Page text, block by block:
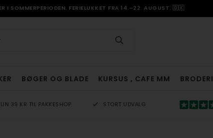
I SOMMERPERIODEN. FERIELUKKET FRA 14.–22. AUGUST. 🇩🇰
BØGER OG BLADE KURSUS , CAFE MM BRODERI
39 KR TIL PAKKESHOP STORT UDVALG